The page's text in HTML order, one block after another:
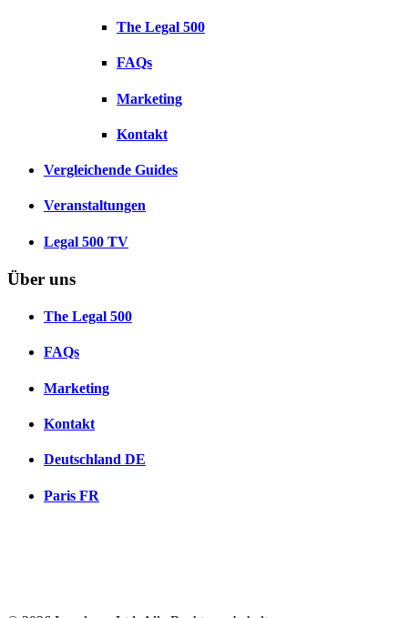
The Legal 500
FAQs
Marketing
Kontakt
Vergleichende Guides
Veranstaltungen
Legal 500 TV
Über uns
The Legal 500
FAQs
Marketing
Kontakt
Deutschland DE
Paris FR